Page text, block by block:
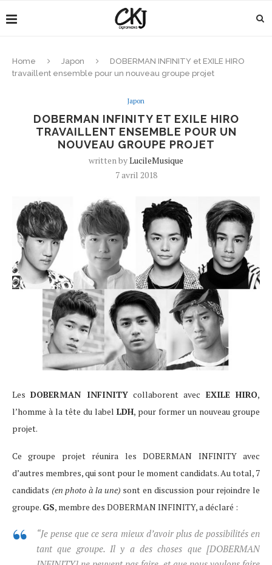
Home Japon
DOBERMAN INFINITY et EXILE HIRO
travaillent ensemble pour un nouveau groupe projet
Japon
DOBERMAN INFINITY ET EXILE HIRO
TRAVAILLENT ENSEMBLE POUR UN
NOUVEAU GROUPE PROJET
written byLucileMusique
7 avril 2018
LesDOBERMAN INFINITYcollaborent avec EXILE HIRO,
l’homme à la tête du label LDH, pour former un nouveau groupe
projet.
Ce groupe projet réunira les DOBERMAN INFINITY avec
d’autres membres, qui sont pour le moment candidats. Au total, 7
candidats (en photo à la une) sont en discussion pour rejoindre le
groupe. GS, membre des DOBERMAN INFINITY, a déclaré :
“Je pense que ce sera mieux d’avoir plus de possibilités en
tant que groupe. Il y a des choses que [DOBERMAN